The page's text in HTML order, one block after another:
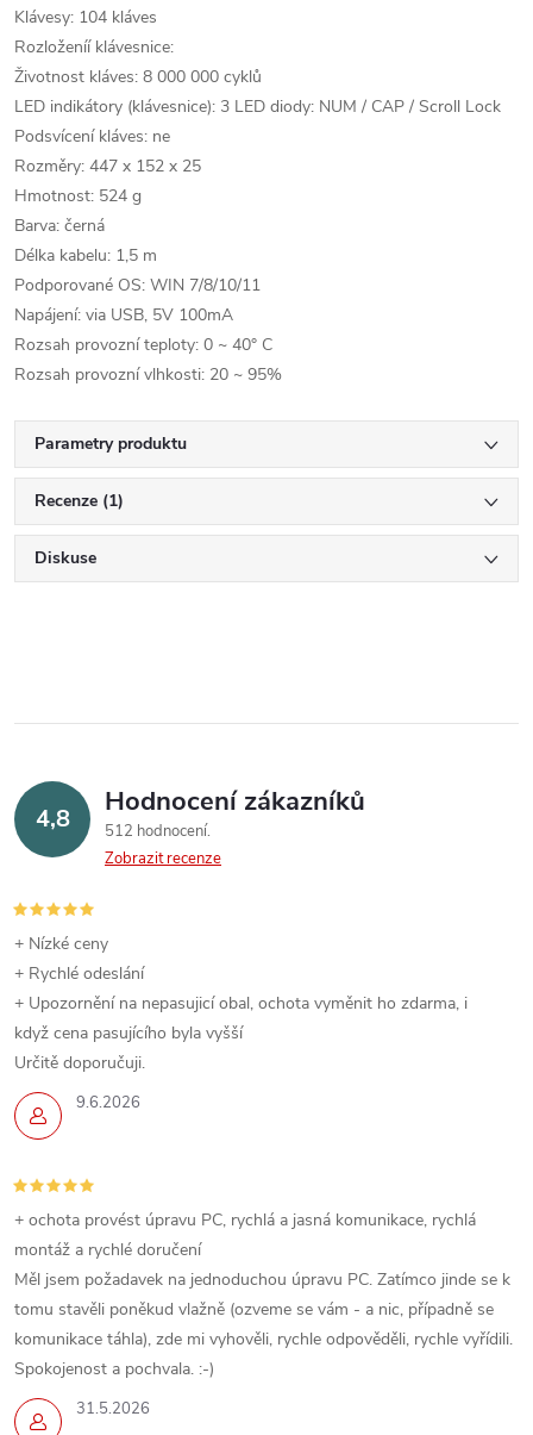
Klávesy: 104 kláves
Rozloženíí klávesnice:
Životnost kláves: 8 000 000 cyklů
LED indikátory (klávesnice): 3 LED diody: NUM / CAP / Scroll Lock
Podsvícení kláves: ne
Rozměry: 447 x 152 x 25
Hmotnost: 524 g
Barva: černá
Délka kabelu: 1,5 m
Podporované OS: WIN 7/8/10/11
Napájení: via USB, 5V 100mA
Rozsah provozní teploty: 0 ~ 40° C
Rozsah provozní vlhkosti: 20 ~ 95%
Parametry produktu
Recenze (1)
Diskuse
4,8 Hodnocení zákazníků
512 hodnocení
Zobrazit recenze
9.6.2026
+ Nízké ceny
+ Rychlé odeslání
+ Upozornění na nepasujicí obal, ochota vyměnit ho zdarma, i
když cena pasujícího byla vyšší
Určitě doporučuji.
31.5.2026
+ ochota provést úpravu PC, rychlá a jasná komunikace, rychlá
montáž a rychlé doručení
Měl jsem požadavek na jednoduchou úpravu PC. Zatímco jinde se k
tomu stavěli poněkud vlažně (ozveme se vám - a nic, případně se
komunikace táhla), zde mi vyhověli, rychle odpověděli, rychle vyřídili.
Spokojenost a pochvala. :-)